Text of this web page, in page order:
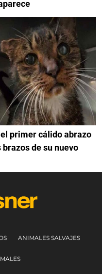
primer cálido abrazo
de su nuevo
ANIMALES SALVAJES